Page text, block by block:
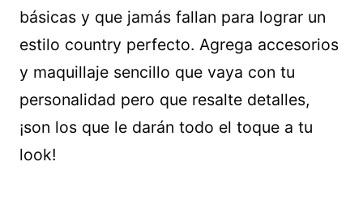
básicas y que jamás fallan para lograr un
estilo country perfecto. Agrega accesorios
y maquillaje sencillo que vaya con tu
personalidad pero que resalte detalles,
¡son los que le darán todo el toque a tu
look!